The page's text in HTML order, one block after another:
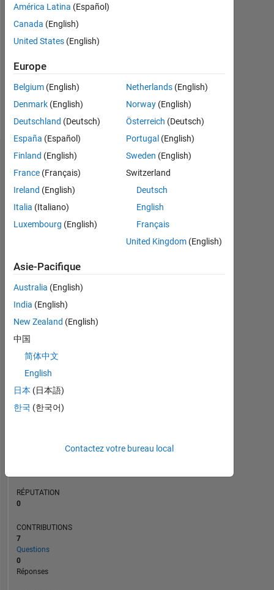
Followers:
0
Follow
Tableau de bord
Statistiques
MATLAB Answers
CONTRIBUTIONS 2
05/22
11/22
05/23
11/23
05/24
11/24
05/25
05/26
RANG
RÉPUTATION
0
CONTRIBUTIONS
7
Questions
0
Réponses
América Latina (Español)
Canada (English)
United States (English)
Europe
Belgium (English)
Denmark (English)
Deutschland (Deutsch)
España (Español)
Finland (English)
France (Français)
Ireland (English)
Italia (Italiano)
Luxembourg (English)
Netherlands(English)
Norway(English)
Österreich (Deutsch)
Portugal (English)
Sweden (English)
Switzerland
Deutsch
English
Français
United Kingdom(English)
Asie-Pacifique
Australia (English)
India (English)
New Zealand (English)
中国
简体中文
English
日本 (日本語)
한국 (한국어)
Contactez votre bureau local